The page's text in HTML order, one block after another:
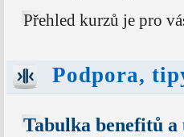
Přehled kurzů je pro
Podpora,
Tabulka benefitů